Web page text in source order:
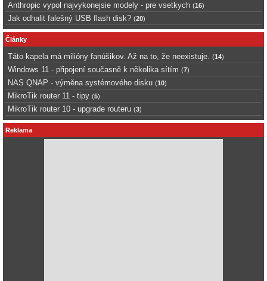
Anthropic vypol najvykonejsie modely - pre vsetkych (16)
Jak odhalit falešný USB flash disk? (20)
Články
Táto kapela má milióny fanúšikov. Až na to, že neexistuje. (14)
Windows 11 - připojení současně k několika sítím (7)
NAS QNAP - výměna systémového disku (10)
MikroTik router 11 - tipy (5)
MikroTik router 10 - upgrade routeru (3)
Reklama